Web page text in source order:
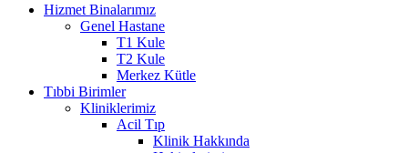
Hizmet Binalarımız
Genel Hastane
T1 Kule
T2 Kule
Merkez Kütle
Tıbbi Birimler
Kliniklerimiz
Acil Tıp
Klinik Hakkında